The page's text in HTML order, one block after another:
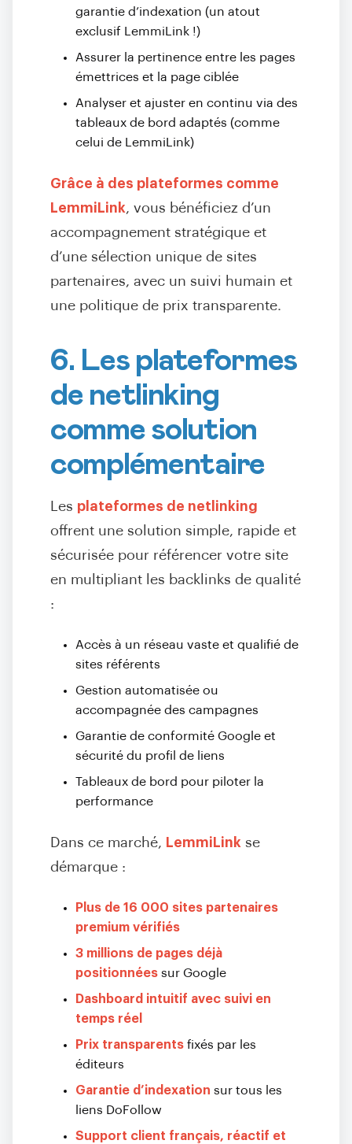
garantie d’indexation (un atout
exclusif LemmiLink !)
Assurer la pertinence entre les pages
émettrices et la page ciblée
Analyser et ajuster en continu via des
tableaux de bord adaptés (comme
celui de LemmiLink)
Grâce à des plateformes comme
LemmiLink, vous bénéficiez d’un
accompagnement stratégique et
d’une sélection unique de sites
partenaires, avec un suivi humain et
une politique de prix transparente.
6. Les plateformes
de netlinking
comme solution
complémentaire
Les plateformes de netlinking
offrent une solution simple, rapide et
sécurisée pour référencer votre site
en multipliant les backlinks de qualité
:
Accès à un réseau vaste et qualifié de
sites référents
Gestion automatisée ou
accompagnée des campagnes
Garantie de conformité Google et
sécurité du profil de liens
Tableaux de bord pour piloter la
performance
Dans ce marché, LemmiLink se
démarque :
Plus de 16 000 sites partenaires
premium vérifiés
3 millions de pages déjà
positionnées sur Google
Dashboard intuitif avec suivi en
temps réel
Prix transparents fixés par les
éditeurs
Garantie d’indexation sur tous les
liens DoFollow
Support client français, réactif et